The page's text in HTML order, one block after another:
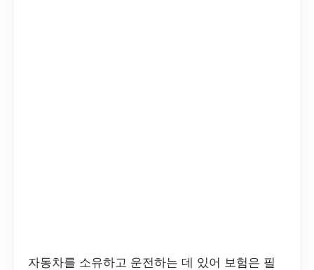
자동차를 소유하고 운전하는 데 있어 보험은 필